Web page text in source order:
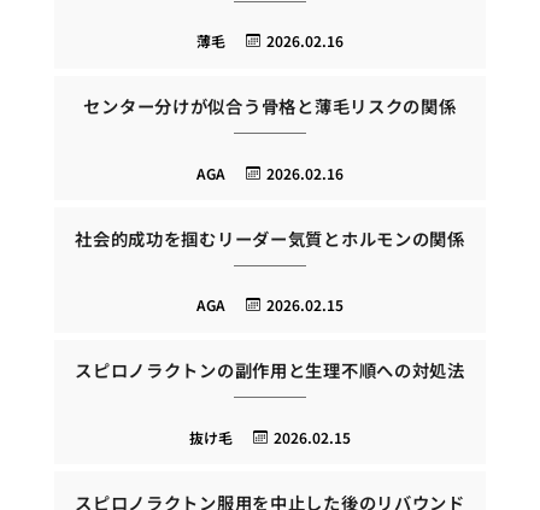
2026.02.16
薄毛
センター分けが似合う骨格と薄毛リスクの関係
2026.02.16
AGA
社会的成功を掴むリーダー気質とホルモンの関係
2026.02.15
AGA
スピロノラクトンの副作用と生理不順への対処法
2026.02.15
抜け毛
スピロノラクトン服用を中止した後のリバウンド